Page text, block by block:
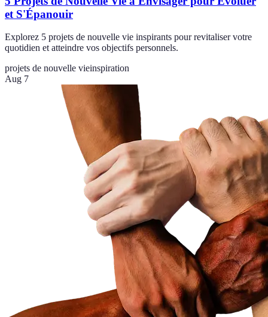
et S'Épanouir
Explorez 5 projets de nouvelle vie inspirants pour revitaliser votre
quotidien et atteindre vos objectifs personnels.
projets de nouvelle vieinspiration
Aug 7